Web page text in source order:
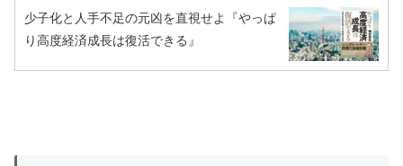
少子化と人手不足の元凶を直視せよ『やっぱ
り高度経済成長は復活できる』